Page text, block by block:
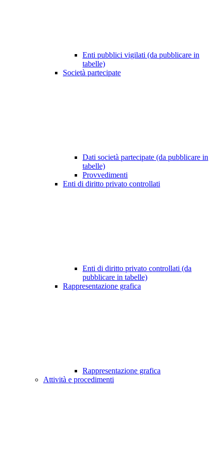
Enti pubblici vigilati (da pubblicare in
tabelle)
Società partecipate
Dati società partecipate (da pubblicare in
tabelle)
Provvedimenti
Enti di diritto privato controllati
Enti di diritto privato controllati (da
pubblicare in tabelle)
Rappresentazione grafica
Rappresentazione grafica
Attività e procedimenti